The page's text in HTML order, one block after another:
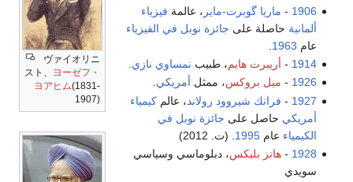
ヴァイオリニ
スト、 ヨーゼフ・
ヨアヒム(1831-
1907)
1906
- ماريا گوبرت-ماير ، عالمة فيزياء
ألمانية حاصلة على جائزة نوبل في الفيزياء
عام 1963
1914
- أريبرت هايم، طبيب نمساوي نازي
1926
- ميل بروكس، ممثل أمريكي.
1927
- فرانك شيروود رولاند، عالمكيمياء
أمريكي حاصل على جائزة نوبل في
الكيمياء عام1995 . (ت. 2012)
1928
-هانز بليكس، دبلوماسي وسياسي
سويدي